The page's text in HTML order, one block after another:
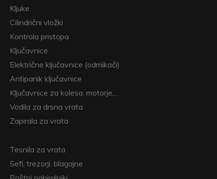
Kljuke
Cilindrični vložki
Kontrola pristopa
Ključavnice
Električne ključavnice (odmikači)
Antipanik ključavnice
Ključavnice za kolesa, motorje,…
Vodila za drsna vrata
Zapirala za vrata
Tesnila za vrata
Sefi, trezorji, blagajne